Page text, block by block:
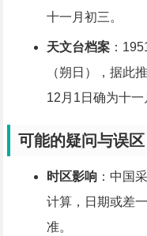
十一月初三。
天文台档案：
（朔日），据此
12月1日确为十一
可能的疑问与误区
时区影响：中国
计算，日期或差
准。